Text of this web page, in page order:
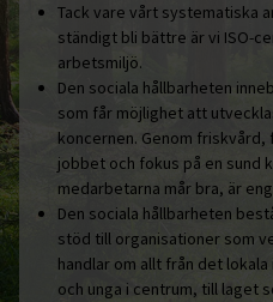
Tack vare vårt systematiska
ständigt bli bättre är vi ISO-
arbetsmiljö.
Den sociala hållbarheten
som får möjlighet att
koncernen. Genom
jobbet och fokus på en sund
medarbetarna mår bra, är
Den sociala hållbarheten
stöd till organisationer som
handlar om allt från det
och unga i centrum, till laget